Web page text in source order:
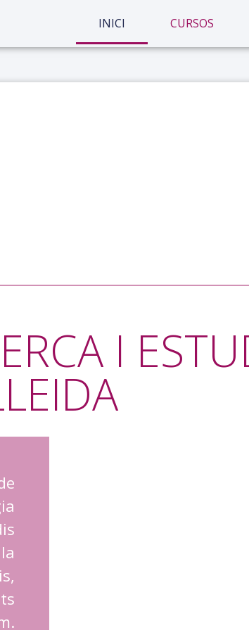
INICI CURSOS
I